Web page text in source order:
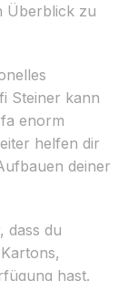
Überblick zu
Steiner kann
enorm
helfen dir
deiner
dass du
hast.